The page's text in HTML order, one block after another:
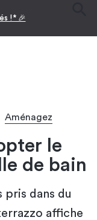
en 10x
Aménagez
le
de bain
pris dans du
affiche